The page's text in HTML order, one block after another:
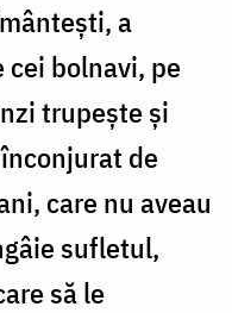
a
cei bolnavi, pe
trupește și
de
care nu aveau
sufletul,
să le